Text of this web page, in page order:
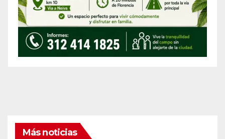
Más noticias